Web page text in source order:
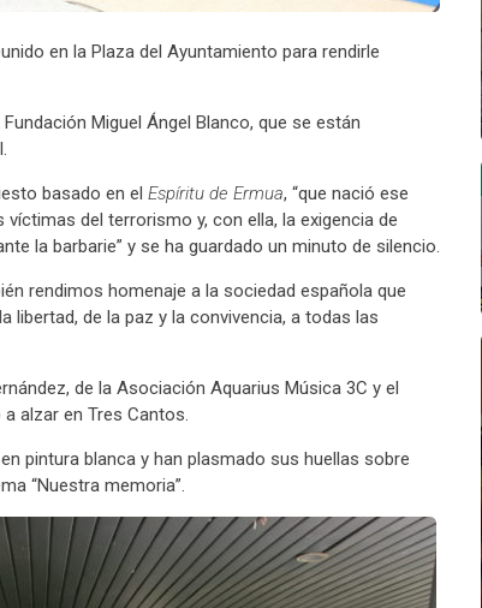
en la Plaza del Ayuntamiento para rendirle
Miguel Ángel Blanco, que se están
basado en el Espíritu de Ermua, “que nació ese
del terrorismo y, con ella, la exigencia de
la barbarie” y se ha guardado un minuto de silencio.
rendimos homenaje a la sociedad española que
libertad, de la paz y la convivencia, a todas las
de la Asociación Aquarius Música 3C y el
alzar en Tres Cantos.
pintura blanca y han plasmado sus huellas sobre
“Nuestra memoria”.